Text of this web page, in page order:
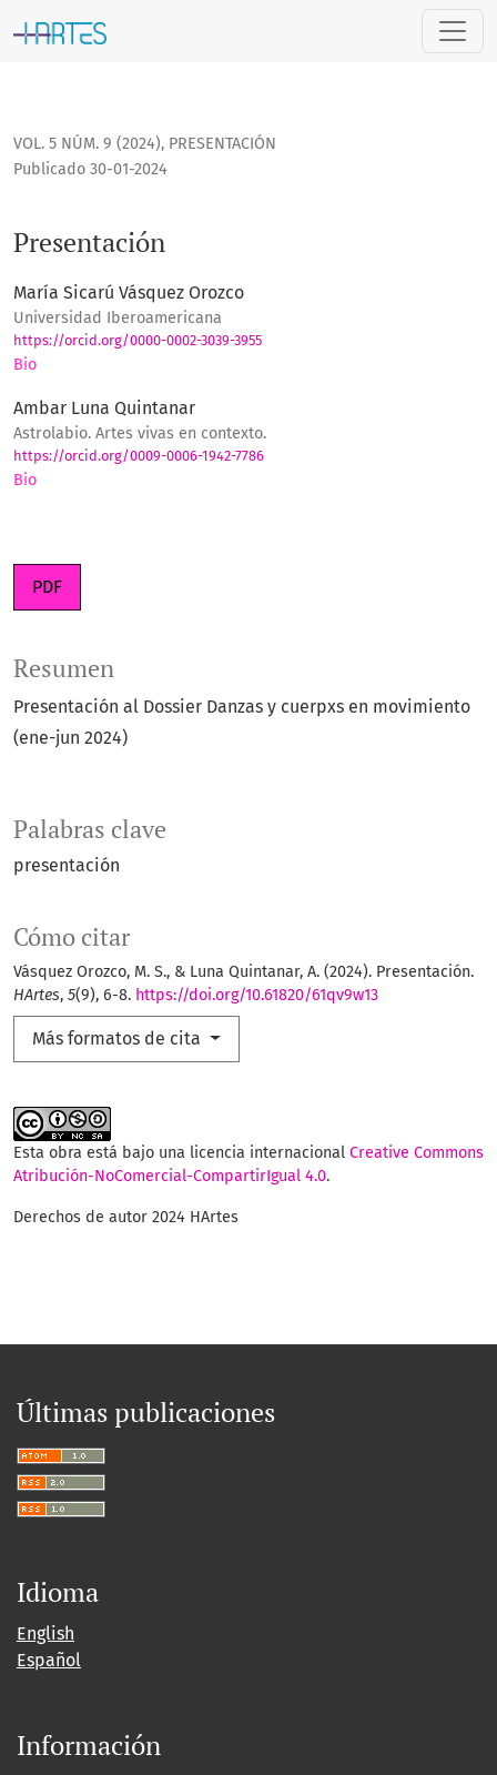
VOL. 5 NÚM. 9 (2024), PRESENTACIÓN
Presentación
Publicado 30-01-2024
María Sicarú Vásquez Orozco
Universidad Iberoamericana
https://orcid.org/0000-0002-3039-3955
Bio
Ambar Luna Quintanar
Astrolabio. Artes vivas en contexto.
https://orcid.org/0009-0006-1942-7786
Bio
PDF
Palabras clave
presentación
Cómo citar
Vásquez Orozco, M. S., & Luna Quintanar, A. (2024). Presentación.
HArtes, 5(9), 6-8. https://doi.org/10.61820/61qv9w13
Más formatos de cita
Resumen
Presentación al Dossier Danzas y cuerpxs en movimiento
(ene-jun 2024)
Esta obra está bajo una licencia internacional Creative Commons
Atribución-NoComercial-CompartirIgual 4.0.
Derechos de autor 2024 HArtes
Últimas publicaciones
Idioma
English
Español
Información